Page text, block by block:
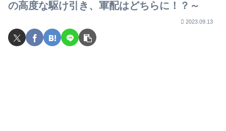
の高度な駆け引き、軍配はどちらに！？～
2023.09.13